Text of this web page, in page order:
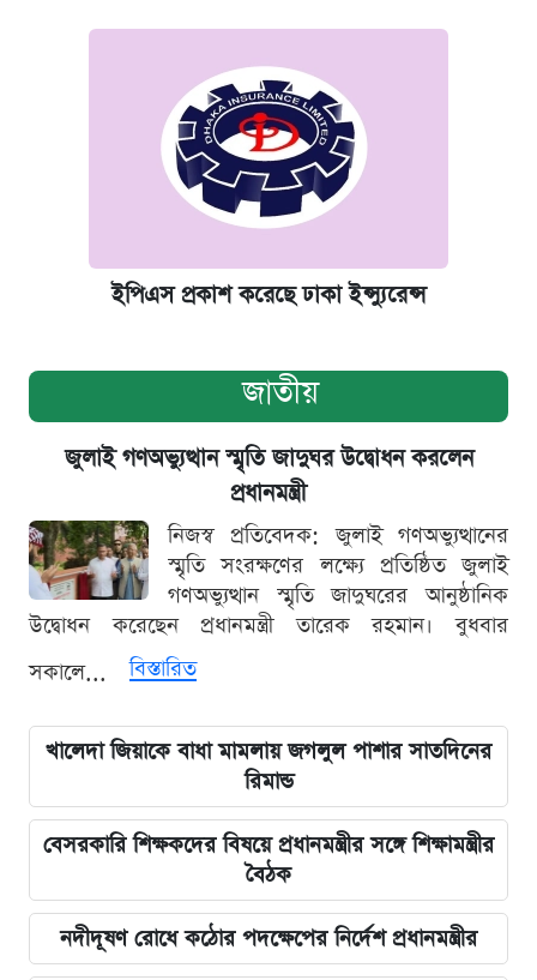
ইপিএস প্রকাশ করেছে ঢাকা ইন্স্যুরেন্স
জাতীয়
জুলাই গণঅভ্যুত্থান স্মৃতি জাদুঘর উদ্বোধন করলেন
প্রধানমন্ত্রী
নিজস্ব প্রতিবেদক: জুলাই গণঅভ্যুত্থানের
স্মৃতি সংরক্ষণের লক্ষ্যে প্রতিষ্ঠিত জুলাই
গণঅভ্যুত্থান স্মৃতি জাদুঘরের আনুষ্ঠানিক
উদ্বোধন করেছেন প্রধানমন্ত্রী তারেক রহমান। বুধবার
সকালে...
বিস্তারিত
খালেদা জিয়াকে বাধা মামলায় জগলুল পাশার সাতদিনের
রিমান্ড
বেসরকারি শিক্ষকদের বিষয়ে প্রধানমন্ত্রীর সঙ্গে শিক্ষামন্ত্রীর
বৈঠক
নদীদূষণ রোধে কঠোর পদক্ষেপের নির্দেশ প্রধানমন্ত্রীর